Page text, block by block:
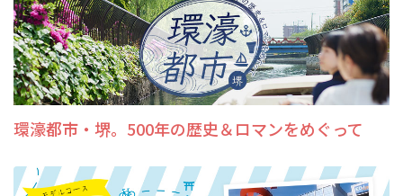
環濠都市・堺。500年の歴史＆ロマンをめぐって